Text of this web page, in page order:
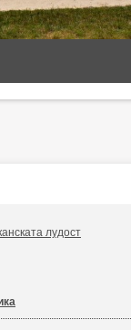
лудост